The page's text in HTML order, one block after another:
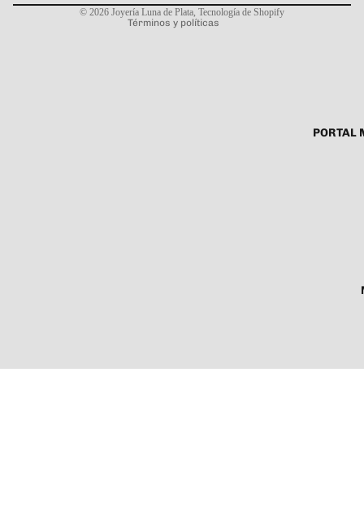
PORTAL
© 2026 Joyería Luna de Plata Tecnología de Shopify
Términos y políticas